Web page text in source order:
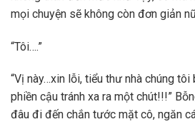
mọi chuyện sẽ không còn đơn giản
“Tôi….”
“Vị này…xin lỗi, tiểu thư nhà chúng
phiền cậu tránh xa ra một chút!!!”
đâu đi đến chắn tước mặt cô, ngăn